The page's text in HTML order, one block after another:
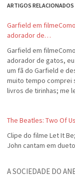
ARTIGOS RELACIONADOS
Garfield em filmeComo
adorador de…
Garfield em filmeComo
adorador de gatos,
um fã do Garfield e
muito tempo comprei
livros de tirinhas; me
jornal.Pois bem. Eu
vendo o novo trailer
do Garfield. Me
impressionante como
The Beatles: Two Of Us
Clipe do filme Let It
John cantam em dueto
A SOCIEDADE DO